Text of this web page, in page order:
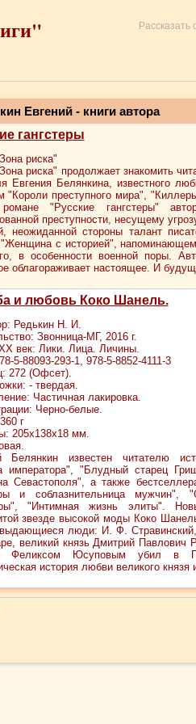
Рассказать
Евгений - книги автора
гангстеры
риска"
риска" продолжает знакомить
Евгения Белянкина, известного
"Короли преступного мира",
"Русские гангстеры"
преступности, несущему
неожиданной стороны талант
с историей",
в особенности военной поры.
облагораживает настоящее. И
и любовь Коко Шанель.
Редькин Н. И.
Звонница-МГ, 2016 г.
век: Лики. Лица. Личины.
5-88093-293-1, 978-5-8852-4111-3
272 (Офсет).
- твердая.
Частичная лакировка.
Черно-белые.
г
205x138x18 мм.
Белянкин известен читателю
императора", "Блудный старец
Севастополя", а также
и соблазнительница мужчин",
"Интимная жизнь элиты".
звезде высокой моды Коко
выдающиеся люди: И. Ф.
великий князь Дмитрий Павлович
Феликсом Юсуповым убил в
история любви великого